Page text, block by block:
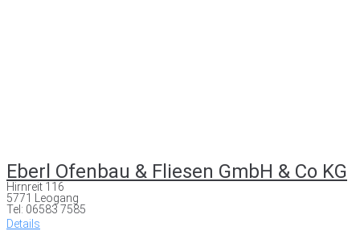
Eberl Ofenbau & Fliesen GmbH & Co KG
Hirnreit 116
5771 Leogang
Tel: 06583 7585
Details